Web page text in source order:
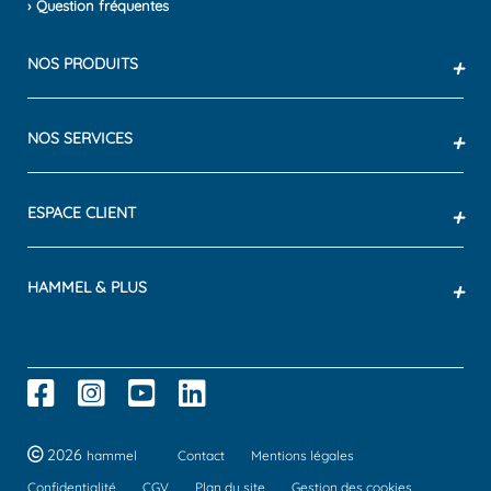
› Question fréquentes
NOS PRODUITS +
NOS SERVICES +
ESPACE CLIENT +
HAMMEL & PLUS +
2026 hammel Contact
Mentions légales
Confidentialité
CGV Plan du site Gestion des cookies